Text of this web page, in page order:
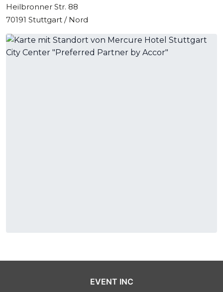
Heilbronner Str. 88
70191 Stuttgart / Nord
EVENT INC